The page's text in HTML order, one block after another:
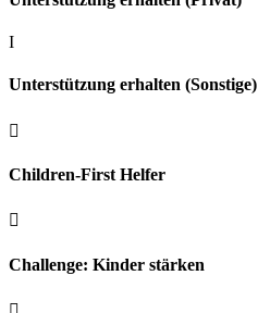
I
Unterstützung erhalten (Sonstige)

Children-First Helfer

Challenge: Kinder stärken